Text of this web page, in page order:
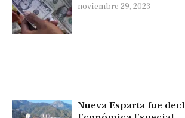
noviembre 29, 2023
Nueva Esparta fue